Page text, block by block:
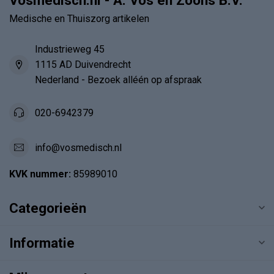
Medische en Thuiszorg artikelen
Industrieweg 45
1115 AD Duivendrecht
Nederland - Bezoek alléén op afspraak
020-6942379
info@vosmedisch.nl
KVK nummer: 85989010
Categorieën
Informatie